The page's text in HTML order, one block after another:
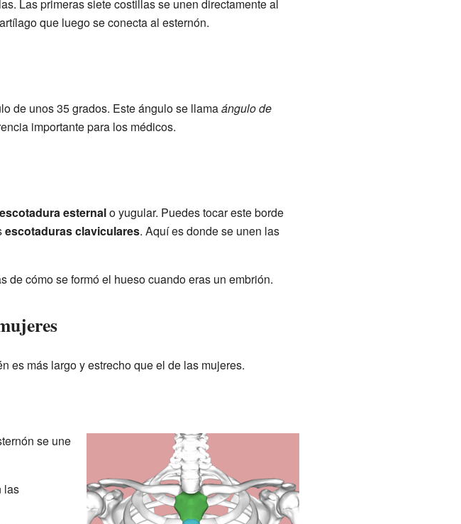
Las primeras siete costillas se unen directamente al
que luego se conecta al esternón.
de unos 35 grados. Este ángulo se llamaángulo de
importante para los médicos.
escotadura esternalo yugular. Puedes tocar este borde
escotaduras claviculares. Aquí es donde se unen las
de cómo se formó el hueso cuando eras un embrión.
es más largo y estrecho que el de las mujeres.
se une
las